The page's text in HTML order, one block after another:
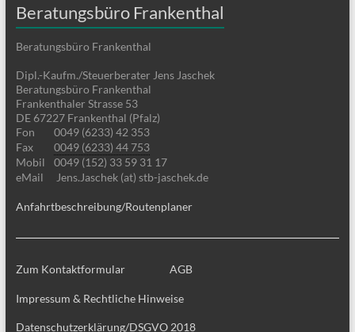
Beratungsbüro Frankenthal
Beratungsbüro Frankenthal
Dipl.-Kaufm./Steuerberater Jens Jaschek
Beratungsbüro Frankenthal
Frankenthaler Strasse 53
DE 67227 Frankenthal (Pfalz)
Fon
0049 (6233) 42 353
Fax
0049 (6233) 44 753
Mobil
0049 (152) 33 59 31 17
eMail
Jens.Jaschek (at) stb-jaschek.de
Anfahrtbeschreibung/Routenplaner
Zum Kontaktformular AGB
Impressum & Rechtliche Hinweise
Datenschutzerklärung/DSGVO 2018